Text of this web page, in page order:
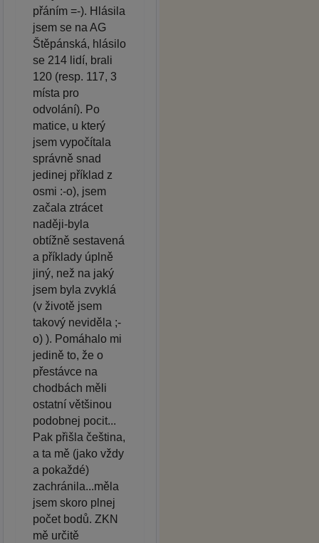
přáním =-). Hlásila
jsem se na AG
Štěpánská, hlásilo
se 214 lidí, brali
120 (resp. 117, 3
místa pro
odvolání). Po
matice, u který
jsem vypočítala
správně snad
jedinej příklad z
osmi :-o), jsem
začala ztrácet
naději-byla
obtížně sestavená
a příklady úplně
jiný, než na jaký
jsem byla zvyklá
(v životě jsem
takový neviděla ;-
o) ). Pomáhalo mi
jedině to, že o
přestávce na
chodbách měli
ostatní většinou
podobnej pocit...
Pak přišla čeština,
a ta mě (jako vždy
a pokaždé)
zachránila...měla
jsem skoro plnej
počet bodů. ZKN
mě určitě